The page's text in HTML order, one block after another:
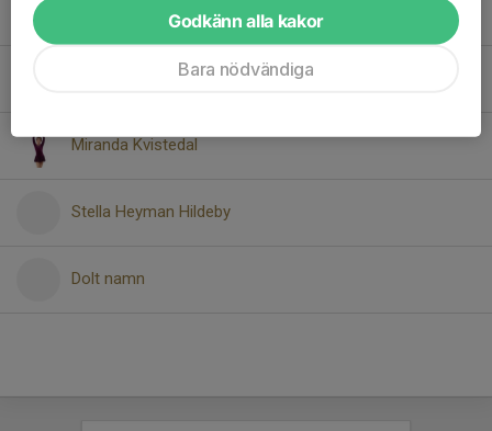
Miranda Kvistedal
Stella Heyman Hildeby
Dolt namn
Godkänn alla kakor
Bara nödvändiga